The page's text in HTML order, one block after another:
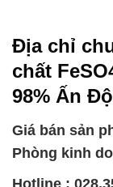
Địa chỉ
chất
98% Ấn
Giá bán sản
Phòng kinh
Hotline :